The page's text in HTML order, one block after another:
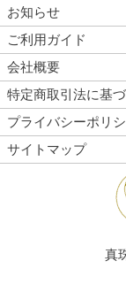
お知らせ
ご利用ガイド
会社概要
特定商取引法に基
プライバシーポリ
サイトマップ
真